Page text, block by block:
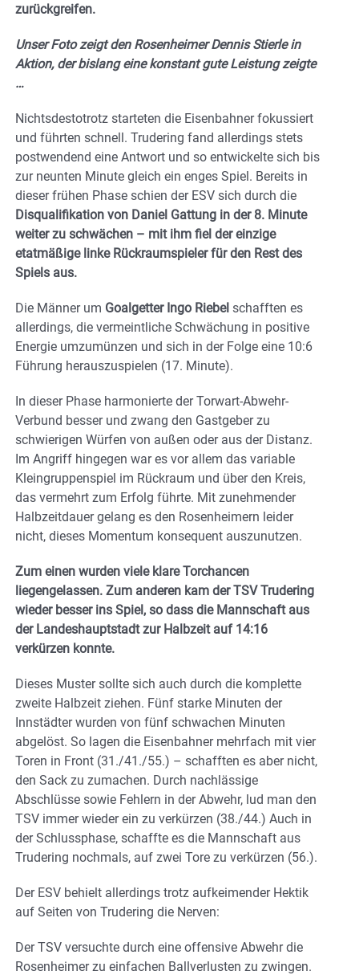
zurückgreifen.
Unser Foto zeigt den Rosenheimer Dennis Stierle in
Aktion, der bislang eine konstant gute Leistung zeigte
…
Nichtsdestotrotz starteten die Eisenbahner fokussiert
und führten schnell. Trudering fand allerdings stets
postwendend eine Antwort und so entwickelte sich bis
zur neunten Minute gleich ein enges Spiel. Bereits in
dieser frühen Phase schien der ESV sich durch die
Disqualifikation von Daniel Gattung in der 8. Minute
weiter zu schwächen – mit ihm fiel der einzige
etatmäßige linke Rückraumspieler für den Rest des
Spiels aus.
Die Männer um Goalgetter Ingo Riebel schafften es
allerdings, die vermeintliche Schwächung in positive
Energie umzumünzen und sich in der Folge eine 10:6
Führung herauszuspielen (17. Minute).
In dieser Phase harmonierte der Torwart-Abwehr-
Verbund besser und zwang den Gastgeber zu
schwierigen Würfen von außen oder aus der Distanz.
Im Angriff hingegen war es vor allem das variable
Kleingruppenspiel im Rückraum und über den Kreis,
das vermehrt zum Erfolg führte. Mit zunehmender
Halbzeitdauer gelang es den Rosenheimern leider
nicht, dieses Momentum konsequent auszunutzen.
Zum einen wurden viele klare Torchancen
liegengelassen. Zum anderen kam der TSV Trudering
wieder besser ins Spiel, so dass die Mannschaft aus
der Landeshauptstadt zur Halbzeit auf 14:16
verkürzen konnte.
Dieses Muster sollte sich auch durch die komplette
zweite Halbzeit ziehen. Fünf starke Minuten der
Innstädter wurden von fünf schwachen Minuten
abgelöst. So lagen die Eisenbahner mehrfach mit vier
Toren in Front (31./41./55.) – schafften es aber nicht,
den Sack zu zumachen. Durch nachlässige
Abschlüsse sowie Fehlern in der Abwehr, lud man den
TSV immer wieder ein zu verkürzen (38./44.) Auch in
der Schlussphase, schaffte es die Mannschaft aus
Trudering nochmals, auf zwei Tore zu verkürzen (56.).
Der ESV behielt allerdings trotz aufkeimender Hektik
auf Seiten von Trudering die Nerven:
Der TSV versuchte durch eine offensive Abwehr die
Rosenheimer zu einfachen Ballverlusten zu zwingen.